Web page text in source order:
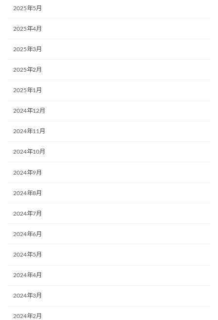
2025年5月
2025年4月
2025年3月
2025年2月
2025年1月
2024年12月
2024年11月
2024年10月
2024年9月
2024年8月
2024年7月
2024年6月
2024年5月
2024年4月
2024年3月
2024年2月